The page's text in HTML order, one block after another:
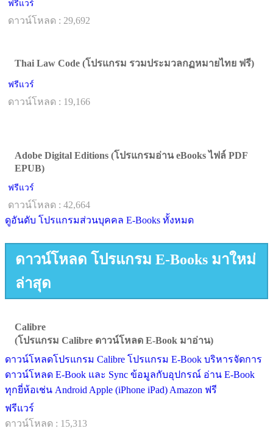
ฟรีแวร์
ดาวน์โหลด : 29,692
Thai Law Code (โปรแกรม รวมประมวลกฏหมายไทย ฟรี)
ฟรีแวร์
ดาวน์โหลด : 19,166
Adobe Digital Editions (โปรแกรมอ่าน eBooks ไฟล์ PDF
EPUB)
ฟรีแวร์
ดาวน์โหลด : 42,664
ดูอันดับ โปรแกรมส่วนบุคคล E-Books ทั้งหมด
ดาวน์โหลด โปรแกรม E-Books มาใหม่
ล่าสุด
Calibre
(โปรแกรม Calibre ดาวน์โหลด E-Book มาอ่าน)
ดาวน์โหลดโปรแกรม Calibre โปรแกรม E-Book บริหารจัดการ
ดาวน์โหลด E-Book และ Sync ข้อมูลกับอุปกรณ์ อ่าน E-Book
ทุกยี่ห้อเช่น Android Apple (iPhone iPad) Amazon ฟรี
ฟรีแวร์
ดาวน์โหลด : 15,313